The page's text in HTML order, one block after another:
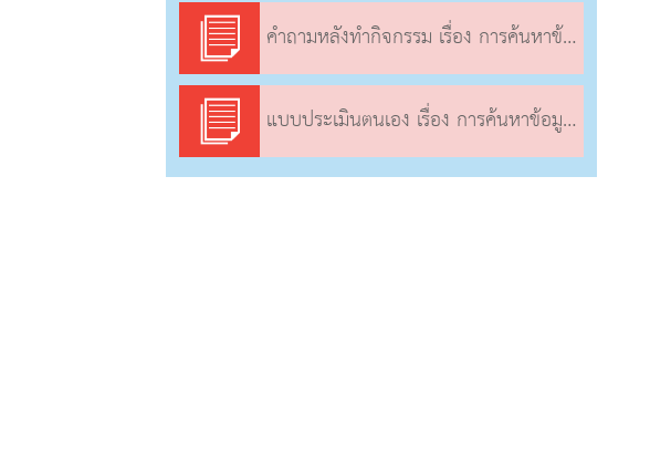
คำถามหลังทำกิจกรรม เรื่อง การค้นหาข้อมูล (2)
แบบประเมินตนเอง เรื่อง การค้นหาข้อมูล (2)